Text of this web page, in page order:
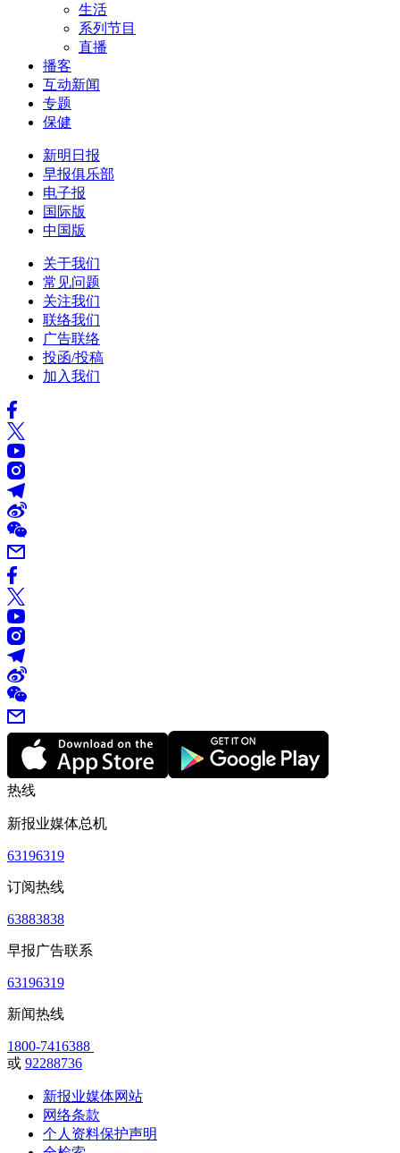
生活
系列节目
直播
播客
互动新闻
专题
保健
新明日报
早报俱乐部
电子报
国际版
中国版
关于我们
常见问题
关注我们
联络我们
广告联络
投函/投稿
加入我们
热线
新报业媒体总机
63196319
订阅热线
63883838
早报广告联系
63196319
新闻热线
1800-7416388
或 92288736
新报业媒体网站
网络条款
个人资料保护声明